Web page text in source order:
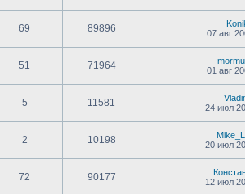
69 89896
07 авг
51 71964
01 авг
5 11581
24 июл
2 10198
20 июл
72 90177
12 июл